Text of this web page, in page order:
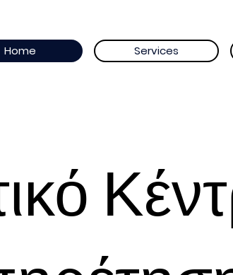
Home Services